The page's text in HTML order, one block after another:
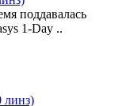
поддавалась
1-Day ..